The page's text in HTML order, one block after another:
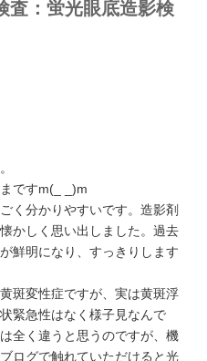
：蛍光眼底造影検
ですm(_ _)m
く分かりやすいです。造影剤
かしく思い出しました。過去
鮮明になり、すっきりします
斑変性症ですが、実は黄斑浮
緊急性はなく様子見なんで
全く違うと思うのですが、機
ログで触れていただけると光